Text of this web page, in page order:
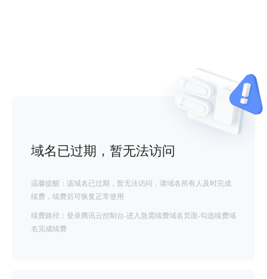
域名已过期，暂无法访问
温馨提醒：该域名已过期，暂无法访问，请域名所有人及时完成
续费，续费后可恢复正常使用
续费路径：登录腾讯云控制台-进入急需续费域名页面-勾选续费域
名完成续费